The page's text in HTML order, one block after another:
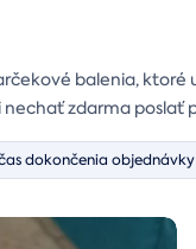
balenia,
zdarma poslať
dokončenia